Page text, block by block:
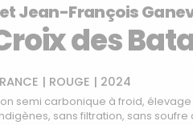
Jean-François
des
| ROUGE | 2024
semi carbonique à froid,
sans filtration, sans soufre